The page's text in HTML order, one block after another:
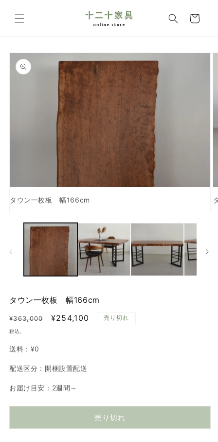
進む
ー
商品情
報にス
キップ
タウン一枚板 幅166cm
で
を
く
タウン一枚板 幅166cm
通
常
格
¥363,000
セ
格
¥254,100 売り切れ
税込。
送料： ¥0
配送区分：開梱設置配送
お届け目安：2週間～
売り切れ